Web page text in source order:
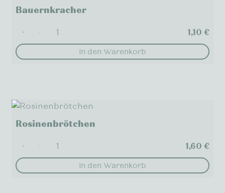
Bauernkracher
+ - 1,10€
In den Warenkorb
Rosinenbrötchen
+ - 1,60€
In den Warenkorb